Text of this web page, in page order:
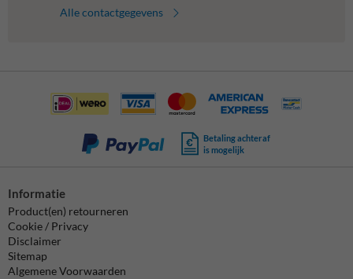
Alle contactgegevens
Betaling achteraf
is mogelijk
Informatie
Product(en) retourneren
Cookie / Privacy
Disclaimer
Sitemap
Algemene Voorwaarden